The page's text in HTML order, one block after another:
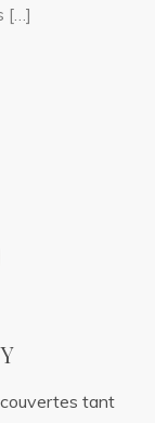
[…]
tant